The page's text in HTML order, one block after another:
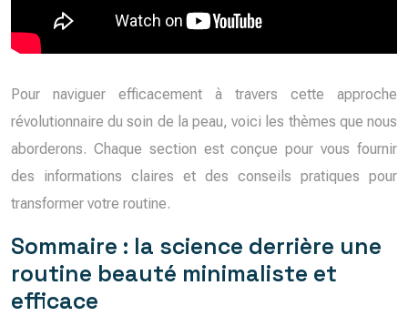
Pour naviguer efficacement à travers cette approche
révolutionnaire du soin de la peau, voici les thèmes que nous
aborderons. Chaque section est conçue pour vous fournir
des informations claires et des conseils pratiques pour
transformer votre routine.
Sommaire : la science derrière une
routine beauté minimaliste et
efficace